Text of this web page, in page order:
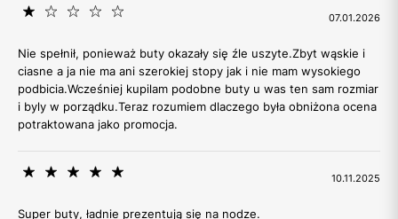
07.01.2026
Nie spełnił, ponieważ buty okazały się źle uszyte.Zbyt wąskie i
ciasne a ja nie ma ani szerokiej stopy jak i nie mam wysokiego
podbicia.Wcześniej kupilam podobne buty u was ten sam rozmiar
i byly w porządku.Teraz rozumiem dlaczego była obniżona ocena
potraktowana jako promocja.
10.11.2025
Super buty, ładnie prezentują się na nodze.